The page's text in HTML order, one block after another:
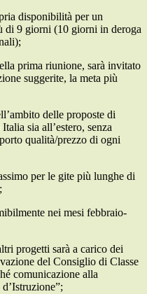
disponibilità per un
di 9 giorni (10 giorni in deroga
prima riunione, sarà invitato
suggerite, la meta più
delle proposte di
sia all’estero, senza
qualità/prezzo di ogni
per le gite più lunghe di
nei mesi febbraio-
progetti sarà a carico dei
del Consiglio di Classe
comunicazione alla